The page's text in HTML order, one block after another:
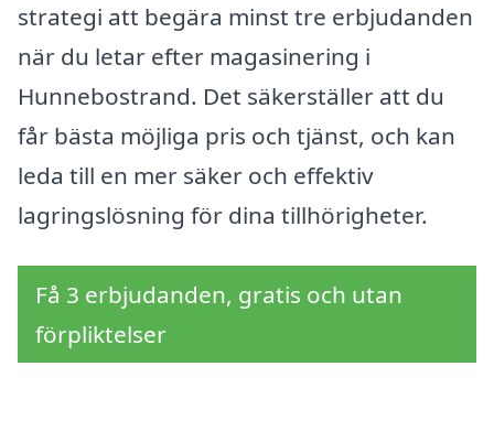
strategi att begära minst tre erbjudanden
när du letar efter magasinering i
Hunnebostrand. Det säkerställer att du
får bästa möjliga pris och tjänst, och kan
leda till en mer säker och effektiv
lagringslösning för dina tillhörigheter.
Få 3 erbjudanden, gratis och utan
förpliktelser